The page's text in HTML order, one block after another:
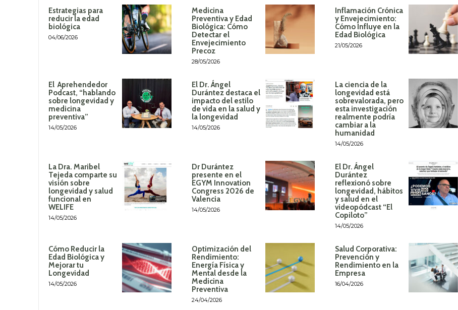
Estrategias para
reducir la edad
biológica
04/06/2026
Medicina
Preventiva y Edad
Biológica: Cómo
Detectar el
Envejecimiento
Precoz
28/05/2026
Inflamación Crónica
y Envejecimiento:
Cómo Influye en la
Edad Biológica
21/05/2026
El Aprehendedor
Podcast, “hablando
sobre longevidad y
medicina
preventiva”
14/05/2026
El Dr. Ángel
Durántez destaca el
impacto del estilo
de vida en la salud y
la longevidad
14/05/2026
La ciencia de la
longevidad está
sobrevalorada, pero
esta investigación
realmente podría
cambiar a la
humanidad
14/05/2026
La Dra. Maribel
Tejeda comparte su
visión sobre
longevidad y salud
funcional en
WELIFE
14/05/2026
Dr Durántez
presente en el
EGYM Innovation
Congress 2026 de
Valencia
14/05/2026
El Dr. Ángel
Durántez
reflexionó sobre
longevidad, hábitos
y salud en el
videopódcast “El
Copiloto”
14/05/2026
Cómo Reducir la
Edad Biológica y
Mejorar tu
Longevidad
14/05/2026
Optimización del
Rendimiento:
Energía Física y
Mental desde la
Medicina
Preventiva
24/04/2026
Salud Corporativa:
Prevención y
Rendimiento en la
Empresa
16/04/2026